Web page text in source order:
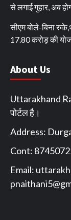
से लगाई गुहार, अब
सीएम बोले-बिना
17.80 करोड़ की
About Us
Uttarakhand
पोर्टल है।
Address:
Cont:
Email: